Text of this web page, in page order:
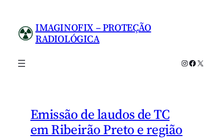
conteúdo
IMAGINOFIX – PROTEÇÃO
RADIOLÓGICA
Instagram
X
Emissão de laudos de TC
em Ribeirão Preto e região